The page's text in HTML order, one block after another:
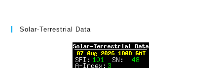
Solar-Terrestrial Data